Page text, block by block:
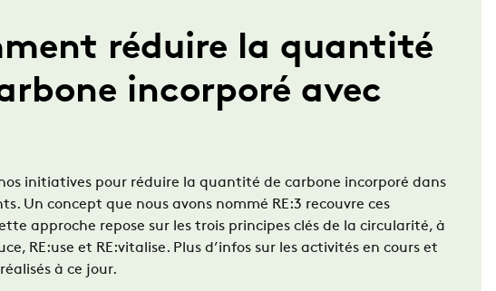
réduire la quantité
incorporé avec
initiatives pour réduire la quantité de carbone incorporé dans
Un concept que nous avons nommé RE:3 recouvre ces
approche repose sur les trois principes clés de la circularité, à
RE:use et RE:vitalise. Plus d’infos sur les activités en cours et
à ce jour.